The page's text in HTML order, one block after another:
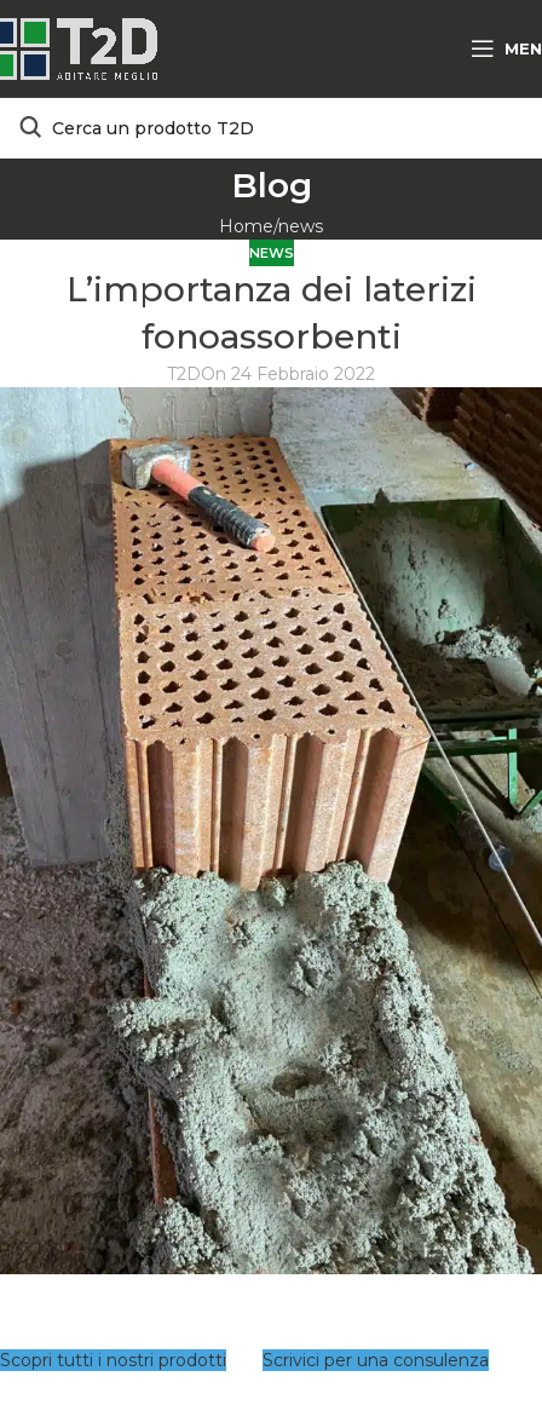
Blog
Home news
NEWS
L’importanza dei laterizi
fonoassorbenti
T2DOn 24 Febbraio 2022
Scopri tutti i nostri prodotti Scrivici per una consulenza